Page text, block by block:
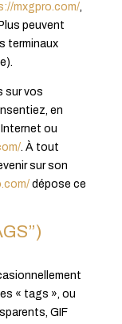
mxgpro.com/,
peuvent
terminaux
sur vos
en
ou
. À tout
sur son
dépose ce
« tags », ou
GIF